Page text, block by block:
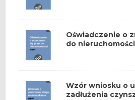
Oświadczenie o
do
Wzór wniosku o
zadłużenia